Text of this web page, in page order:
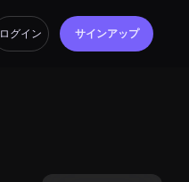
ログイン サインアップ